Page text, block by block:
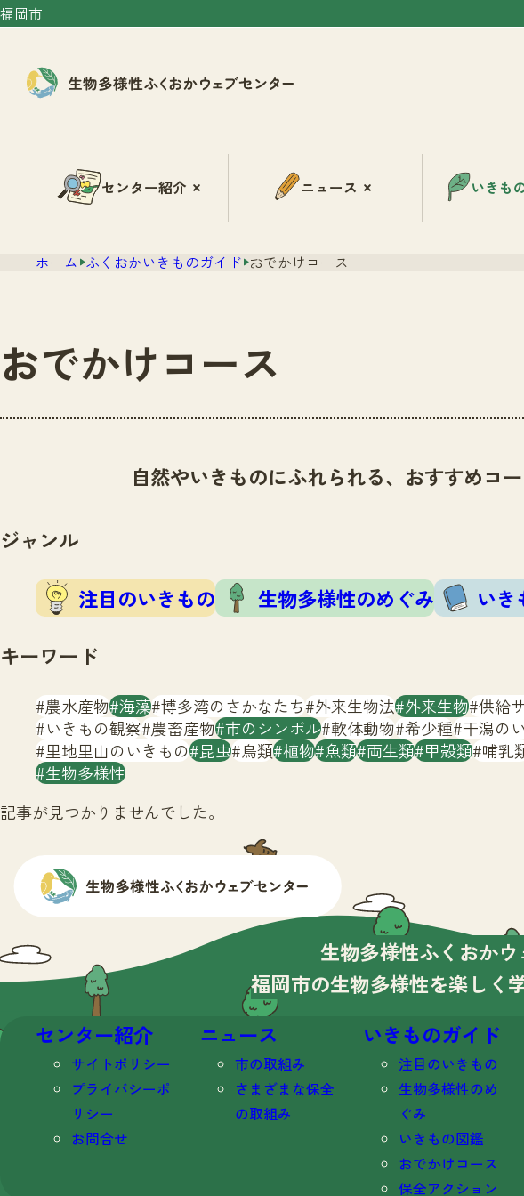
福岡市
センター紹介 ニュース いきも
ホーム ふくおかいきものガイド おでかけコース
おでかけコース
自然やいきものにふれられる、おすすめコ
ジャンル
注目のいきもの 生物多様性のめぐみ いき
キーワード
農水産物 海藻 博多湾のさかなたち 外来生物法 外来生物 供給
いきもの観察 農畜産物 市のシンボル 軟体動物 希少種 干潟の
里地里山のいきもの 昆虫 鳥類 植物 魚類 両生類 甲殻類 哺乳
生物多様性
記事が見つかりませんでした。
生物多様性ふくおかウ
福岡市の生物多様性を楽しく
センター紹介
サイトポリシー
プライバシーポ
リシー
お問合せ
ニュース
市の取組み
さまざまな保全
の取組み
いきものガイド
注目のいきもの
生物多様性のめ
ぐみ
いきもの図鑑
おでかけコース
保全アクション